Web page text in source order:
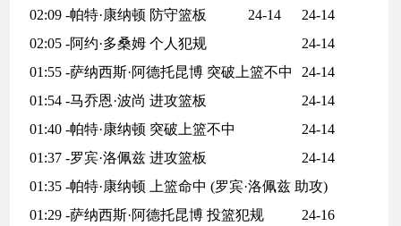
24-14
02:09 -帕特·康纳顿 防守篮板
24-14
02:05 -阿约·多桑姆 个人犯规
24-14
01:55 -萨纳西斯·阿德托昆博 突破上篮不中
24-14
01:54 -马乔恩·波尚 进攻篮板
24-14
01:40 -帕特·康纳顿 突破上篮不中
24-14
01:37 -罗宾·洛佩兹 进攻篮板
24-14
01:35 -帕特·康纳顿 上篮命中 (罗宾·洛佩兹 助攻)
24-16
01:29 -萨纳西斯·阿德托昆博 投篮犯规